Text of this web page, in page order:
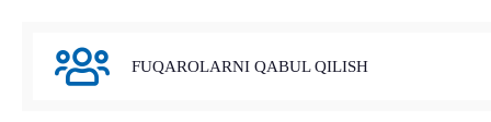
FUQAROLARNI QABUL QILISH